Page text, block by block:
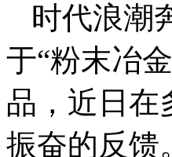
时代浪潮
于“粉末冶
品，近日在
振奋的反馈